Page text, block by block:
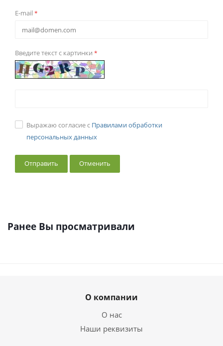
E-mail *
Введите текст с картинки *
Выражаю согласие с Правилами обработки
персональных данных
Отменить
Ранее Вы просматривали
О компании
О нас
Наши реквизиты